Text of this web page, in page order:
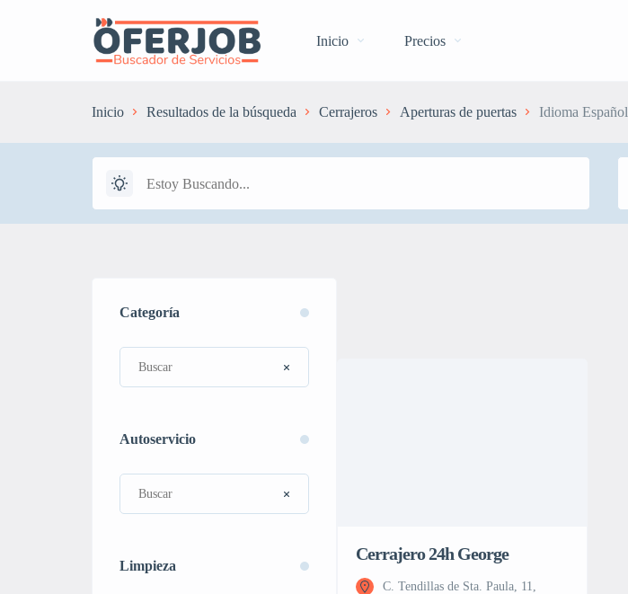
Inicio Precios
Inicio Resultados de la búsqueda Cerrajeros Aperturas de puertas Idioma Español
Categoría
Autoservicio
Limpieza
Cerrajero 24h George
C. Tendillas de Sta. Paula, 11,